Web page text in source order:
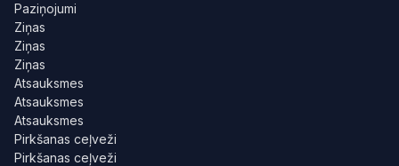
Paziņojumi
Ziņas
Ziņas
Ziņas
Atsauksmes
Atsauksmes
Atsauksmes
Pirkšanas ceļveži
Pirkšanas ceļveži